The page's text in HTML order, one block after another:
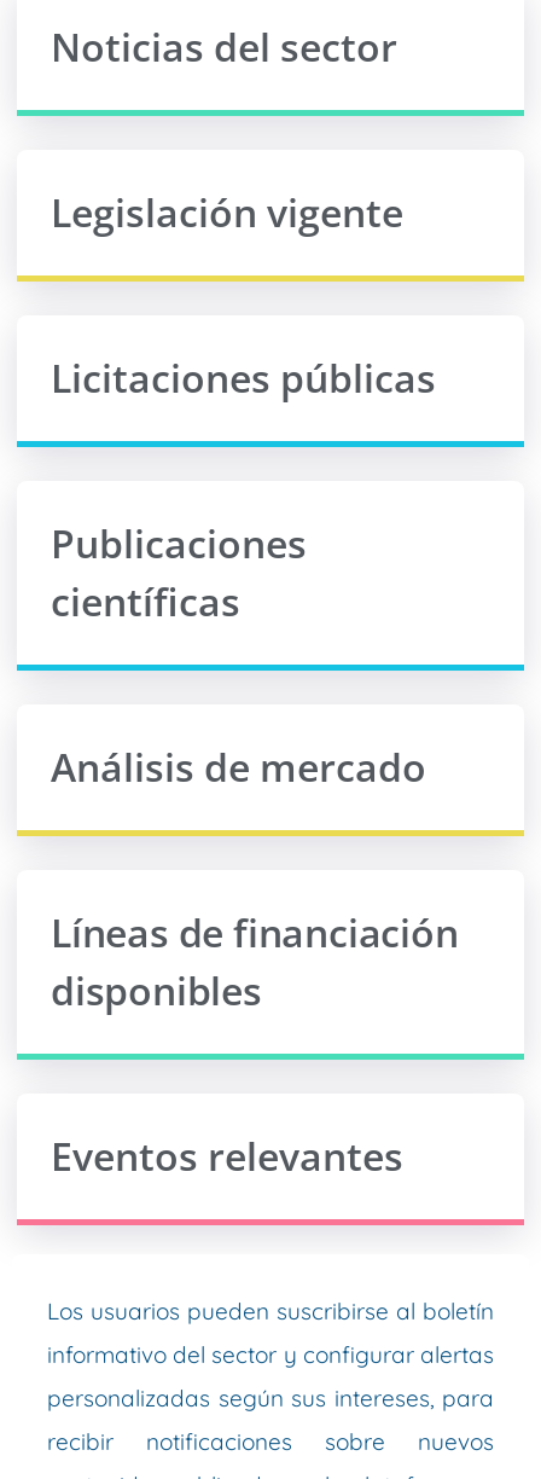
Noticias del sector
Legislación vigente
Licitaciones públicas
Publicaciones
científicas
Análisis de mercado
Líneas de financiación
disponibles
Eventos relevantes
Los usuarios pueden suscribirse al boletín
informativo del sector y configurar alertas
personalizadas según sus intereses, para
recibir notificaciones sobre nuevos